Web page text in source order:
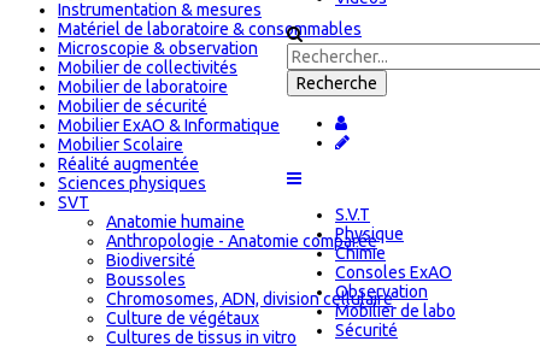
S.V.T
Physique
Chimie
Consoles ExAO
Observation
Mobilier de labo
Sécurité
Instrumentation & mesures
Matériel de laboratoire & consommables
Microscopie & observation
Mobilier de collectivités
Mobilier de laboratoire
Mobilier de sécurité
Mobilier ExAO & Informatique
Mobilier Scolaire
Réalité augmentée
Sciences physiques
SVT
Anatomie humaine
Anthropologie - Anatomie comparée
Biodiversité
Boussoles
Chromosomes, ADN, division cellulaire
Culture de végétaux
Cultures de tissus in vitro